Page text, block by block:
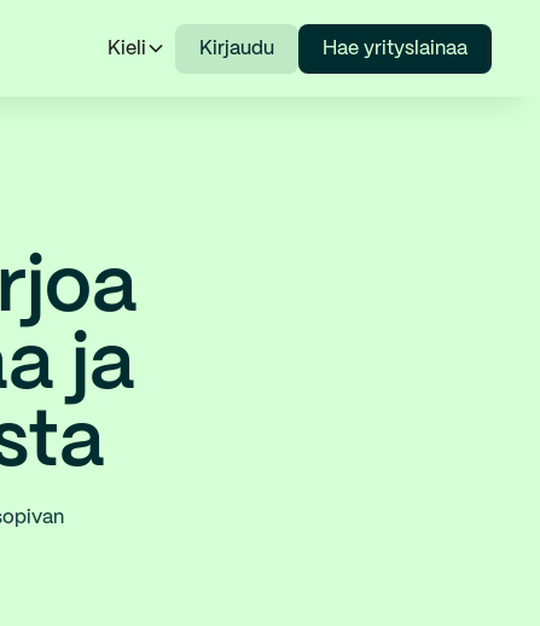
Kieli Kirjaudu Hae yrityslainaa
ja